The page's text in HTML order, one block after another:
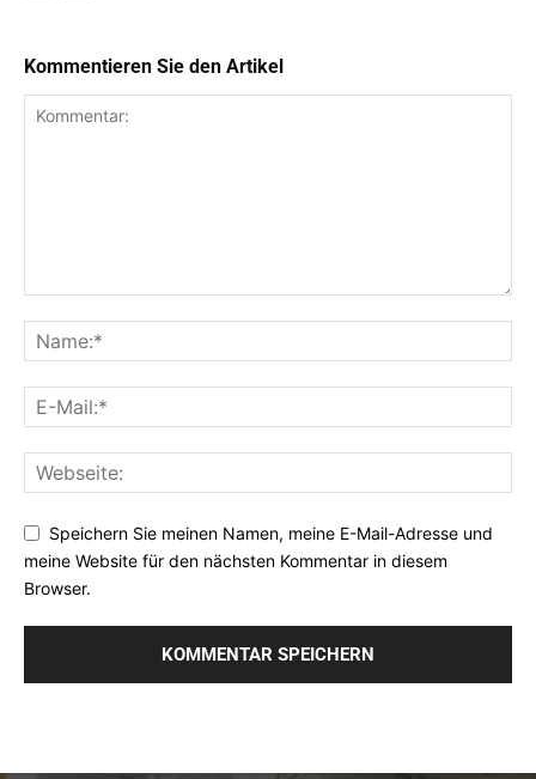
Kommentieren Sie den Artikel
Speichern Sie meinen Namen, meine E-Mail-Adresse und
meine Website für den nächsten Kommentar in diesem
Browser.